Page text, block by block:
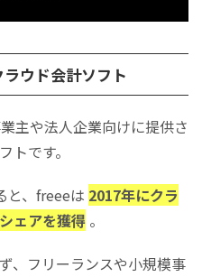
くある質問
ウド会計ソフト
主や法人企業向けに提供さ
トです。
と、freeeは 2017年にクラ
ェアを獲得 。
、フリーランスや小規模事